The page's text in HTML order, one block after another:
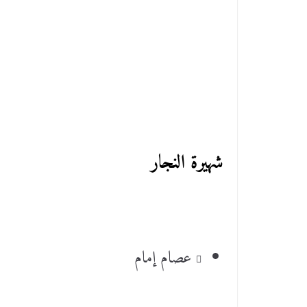
شهيرة النجار
عصام إمام